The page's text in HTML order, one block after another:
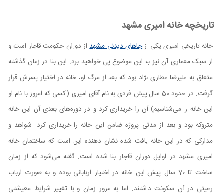
تاریخچه خانه امیری مشهد
خانه تاریخی امیری یکی ازجاهای دیدنی مشهداز دوران حکومت قاجار است و
از سبک معماری آن نیز به این موضوع پی خواهید برد. این بنا در زمان گذشته
متعلق به علیرضا عطاری نژاد بود که بعد از مرگ او، خانه در اختیار پسرش قرار
گرفت. در حدود 50 سال پیش فردی به نام آقای امیری (کسی که امروز با نام او
این خانه را می‌شناسیم) آن را خریداری کرد و در دوره‌‌های بعدی آن این خانه
متروکه بود و بعد از مدتی پروژه ضامن این خانه را خریداری کرد. شواهد و
مدارکی که در این خانه یافت شده نشان دهنده این است که ساختمان خانه
امیری مشهد در اوایل دوران قاجار بنا شده است. گفته می‌شود که از زمان
ساخت تا 70 سال پیش این خانه در اختیار اربابانی بوده و به صورت ارباب
رعیتی در آن سکونت داشتند. اما به مرور زمان و با تغییر شرایط معیشتی